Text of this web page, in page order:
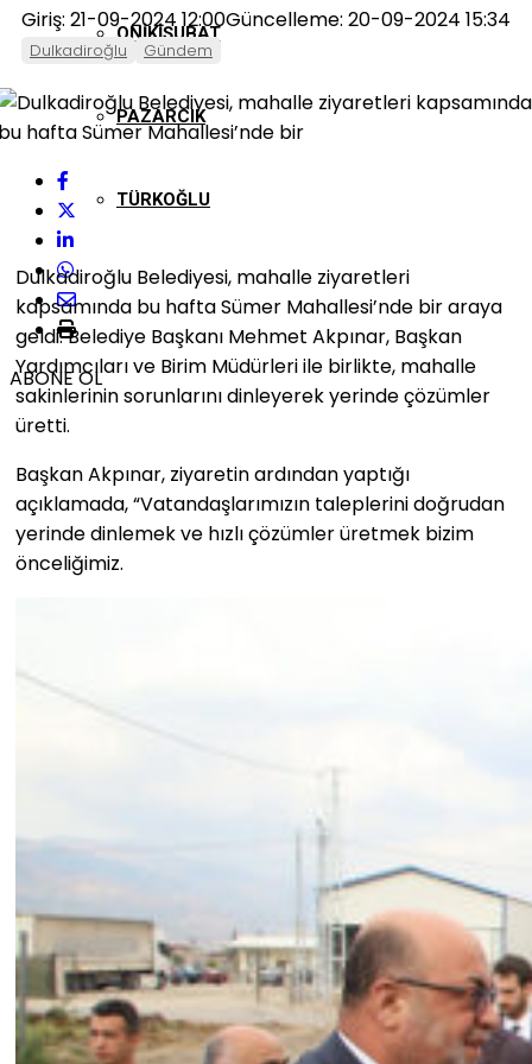
ONIKIŞUBAT
PAZARCIK
TÜRKOĞLU
Giriş: 21-09-2024 12:00Güncelleme: 20-09-2024 15:34
Dulkadiroğlu Gündem
ABONE OL
Dulkadiroğlu Belediyesi, mahalle ziyaretleri
kapsamında bu hafta Sümer Mahallesi’nde bir araya
geldi. Belediye Başkanı Mehmet Akpınar, Başkan
Yardımcıları ve Birim Müdürleri ile birlikte, mahalle
sakinlerinin sorunlarını dinleyerek yerinde çözümler
üretti.
Başkan Akpınar, ziyaretin ardından yaptığı
açıklamada, “Vatandaşlarımızın taleplerini doğrudan
yerinde dinlemek ve hızlı çözümler üretmek bizim
önceliğimiz.